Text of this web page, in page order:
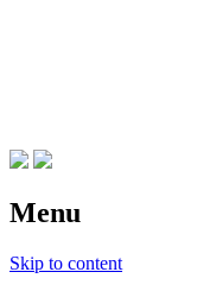
Menu
Skip to content